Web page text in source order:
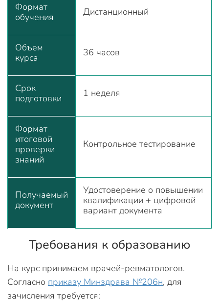
Формат
обучения
Дистанционный
Объем
курса
36 часов
Срок
подготовки
1 неделя
Формат
итоговой
проверки
знаний
Контрольное тестирование
Получаемый
документ
Удостоверение о повышении
квалификации + цифровой
вариант документа
Требования к образованию
На курс принимаем врачей-ревматологов.
Согласно приказу Минздрава №206н, для
зачисления требуется: